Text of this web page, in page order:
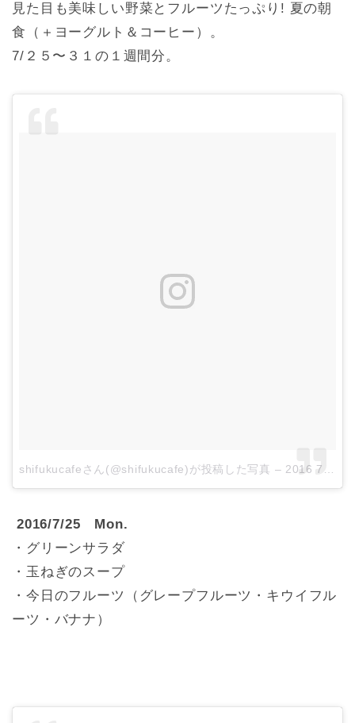
見た目も美味しい野菜とフルーツたっぷり! 夏の朝
食（＋ヨーグルト＆コーヒー）。
7/２５〜３１の１週間分。
shifukucafeさん(@shifukucafe)が投稿した写真 – 2016 7月 24 4:56午後 PDT
2016/7/25 Mon.
・グリーンサラダ
・玉ねぎのスープ
・今日のフルーツ（グレープフルーツ・キウイフル
ーツ・バナナ）